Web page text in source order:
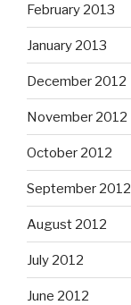
February 2013
January 2013
December 2012
November 2012
October 2012
September 2012
August 2012
July 2012
June 2012